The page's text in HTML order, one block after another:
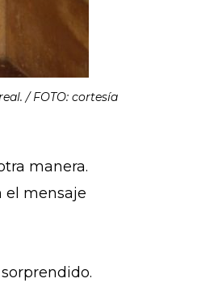
/ FOTO: cortesía
manera.
el mensaje